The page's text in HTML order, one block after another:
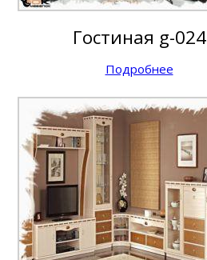
Гостиная g-024
Подробнее